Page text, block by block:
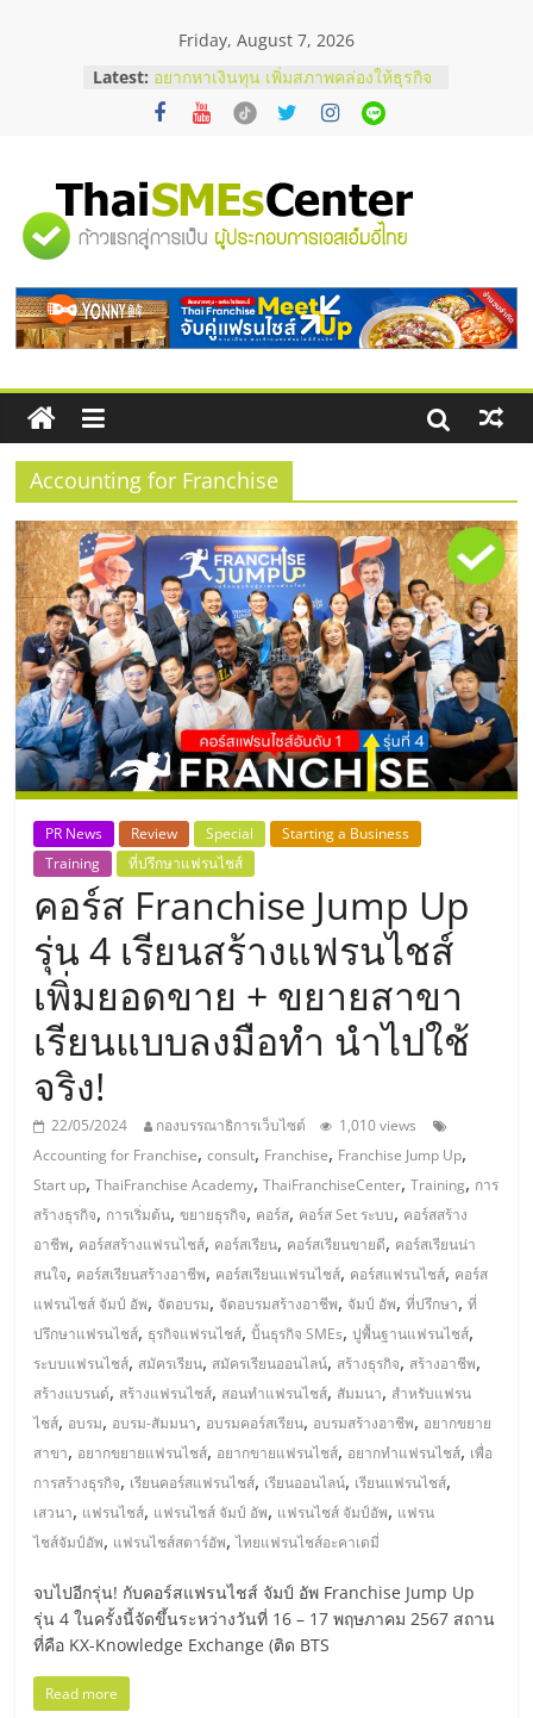
Friday, August 7, 2026
Latest:
บริษัท Cybersecurity ในไทยที่ไหนดี?
วิธีเลือกผู้ให้บริการให้คุ้มค่าและตอบ
โจทย์ธุรกิจ
สัมมนาออนไลน์ โอกาสบริหารสถานี
บริการน้ำมัน Shell
สัมมนาลงทุน แฟรนไชส์ยอนนี่
ThaiFranchise Meet Up จับคู่แฟรน
ร้านเครื่องเสียงคุณภาพสูง พร้อม
โซลูชันระบบภาพและเสียง
"ศูนย์
รวม
ข้อมูล
ธุรกิจ
SME
แห่ง
ประเทศไทย,
ThaiSMEsCenter,
รวม
ธุรกิจ
เอ
ส
เอ็
มอี
ไทย,
SMEs,
แฟ
รน
ไชส์,
ที่
ปรึกษา
แฟ
รน
Accounting for Franchise
PR News Review Special
Starting a Business
Training
ที่ปรึกษาแฟรนไชส์
คอร์ส Franchise Jump Up
รุ่น 4 เรียนสร้างแฟรนไชส์
เพิ่มยอดขาย + ขยายสาขา
เรียนแบบลงมือทำ นำไปใช้
จริง!
22/05/2024 กองบรรณาธิการเว็บไซต์
1,010 views
Accounting for Franchise,consult, Franchise, Franchise Jump Up,
Start up,ThaiFranchise Academy,ThaiFranchiseCenter,Training, การ
สร้างธุรกิจ, การเริ่มต้น,ขยายธุรกิจ, คอร์ส, คอร์ส Set ระบบ, คอร์สสร้าง
อาชีพ, คอร์สสร้างแฟรนไชส์, คอร์สเรียน, คอร์สเรียนขายดี, คอร์สเรียนน่า
สนใจ, คอร์สเรียนสร้างอาชีพ, คอร์สเรียนแฟรนไชส์, คอร์สแฟรนไชส์, คอร์ส
แฟรนไชส์ จัมป์ อัพ, จัดอบรม, จัดอบรมสร้างอาชีพ, จัมป์ อัพ,ที่ปรึกษา,ที่
ปรึกษาแฟรนไชส์, ธุรกิจแฟรนไชส์,ปั้นธุรกิจ SMEs,ปูพื้นฐานแฟรนไชส์,
ระบบแฟรนไชส์, สมัครเรียน, สมัครเรียนออนไลน์, สร้างธุรกิจ, สร้างอาชีพ,
สร้างแบรนด์, สร้างแฟรนไชส์, สอนทำแฟรนไชส์, สัมมนา, สำหรับแฟรน
ไชส์, อบรม, อบรม-สัมมนา, อบรมคอร์สเรียน, อบรมสร้างอาชีพ, อยากขยาย
สาขา, อยากขยายแฟรนไชส์, อยากขายแฟรนไชส์, อยากทำแฟรนไชส์, เพื่อ
การสร้างธุรกิจ, เรียนคอร์สแฟรนไชส์, เรียนออนไลน์, เรียนแฟรนไชส์,
เสวนา, แฟรนไชส์, แฟรนไชส์ จัมป์ อัพ, แฟรนไชส์ จัมป์อัพ, แฟรน
ไชส์จัมป์อัพ, แฟรนไชส์สตาร์อัพ,ไทยแฟรนไชส์อะคาเดมี่
จบไปอีกรุ่น! กับคอร์สแฟรนไชส์ จัมป์ อัพ Franchise Jump Up
รุ่น 4 ในครั้งนี้จัดขึ้นระหว่างวันที่ 16 – 17 พฤษภาคม 2567 สถาน
ที่คือ KX-Knowledge Exchange (ติด BTS
Read more